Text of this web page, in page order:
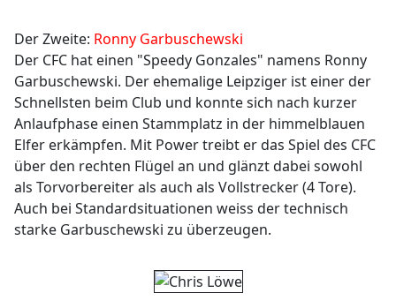
Der Zweite: Ronny Garbuschewski
Der CFC hat einen "Speedy Gonzales" namens Ronny
Garbuschewski. Der ehemalige Leipziger ist einer der
Schnellsten beim Club und konnte sich nach kurzer
Anlaufphase einen Stammplatz in der himmelblauen
Elfer erkämpfen. Mit Power treibt er das Spiel des CFC
über den rechten Flügel an und glänzt dabei sowohl
als Torvorbereiter als auch als Vollstrecker (4 Tore).
Auch bei Standardsituationen weiss der technisch
starke Garbuschewski zu überzeugen.